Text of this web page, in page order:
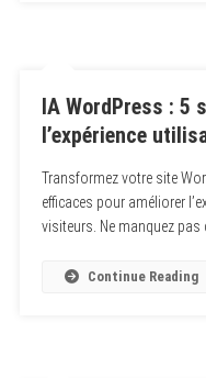
IA WordPress : 5
l’expérience
Transformez votre site
efficaces pour améliorer
visiteurs. Ne manquez
Continue Reading